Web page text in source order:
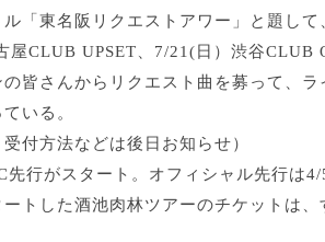
ル「東名阪リクエストアワー」と題して
屋CLUB UPSET、7/21(日）渋谷CLUB
皆さんからリクエスト曲を募って、 ラ
いる。
受付方法などは後日お知らせ）
先行がスタート。オフィシャル先行は4/
トした酒池肉林ツアーのチケットは、